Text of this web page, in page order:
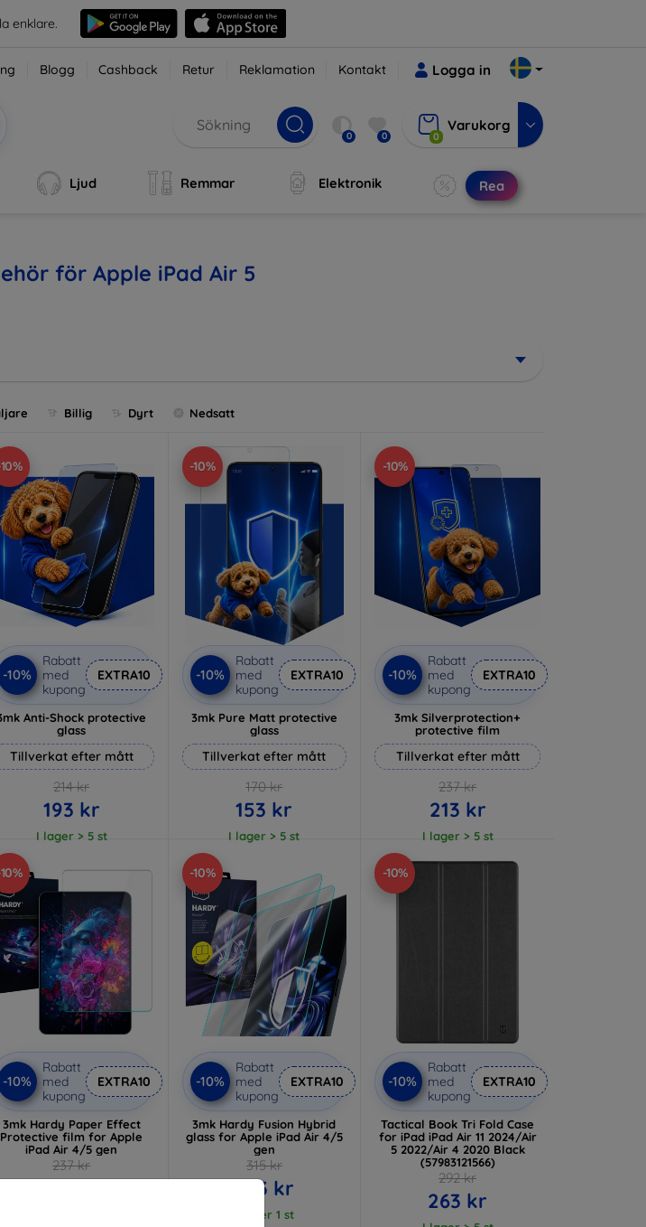
enklare.
Blogg Cashback Retur Reklamation Kontakt Logga in
0 0 0
Varukorg
Ljud Remmar Elektronik Rea
för Apple iPad Air 5
Billig Dyrt Nedsatt
-10%
Rabatt
med
kupong
EXTRA10
Anti-Shock protective
glass
Tillverkat efter mått
214 kr
193 kr
I lager > 5 st
-10%
-10%
Rabatt
med
kupong
EXTRA10
3mk Pure Matt protective
glass
Tillverkat efter mått
170 kr
153 kr
I lager > 5 st
-10%
-10%
Rabatt
med
kupong
EXTRA10
3mk Silverprotection+
protective film
Tillverkat efter mått
237 kr
213 kr
I lager > 5 st
-10%
Rabatt
med
kupong
EXTRA10
3mk Hardy Paper Effect
Protective film for Apple
iPad Air 4/5 gen
237 kr
213 kr
-10%
-10%
Rabatt
med
kupong
EXTRA10
3mk Hardy Fusion Hybrid
glass for Apple iPad Air 4/5
gen
315 kr
283 kr
I lager 1 st
-10%
-10%
Rabatt
med
kupong
EXTRA10
Tactical Book Tri Fold Case
for iPad iPad Air 11 2024/Air
5 2022/Air 4 2020 Black
(57983121566)
292 kr
263 kr